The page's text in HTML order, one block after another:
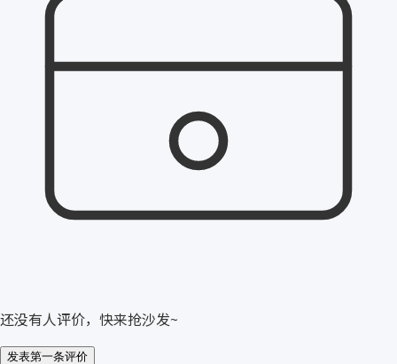
还没有人评价，快来抢沙发~
发表第一条评价